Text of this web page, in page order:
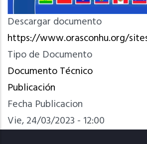
Descargar documento
https://www.orasconhu.org/
Tipo de Documento
Documento Técnico
Publicación
Fecha Publicacion
Vie, 24/03/2023 - 12:00